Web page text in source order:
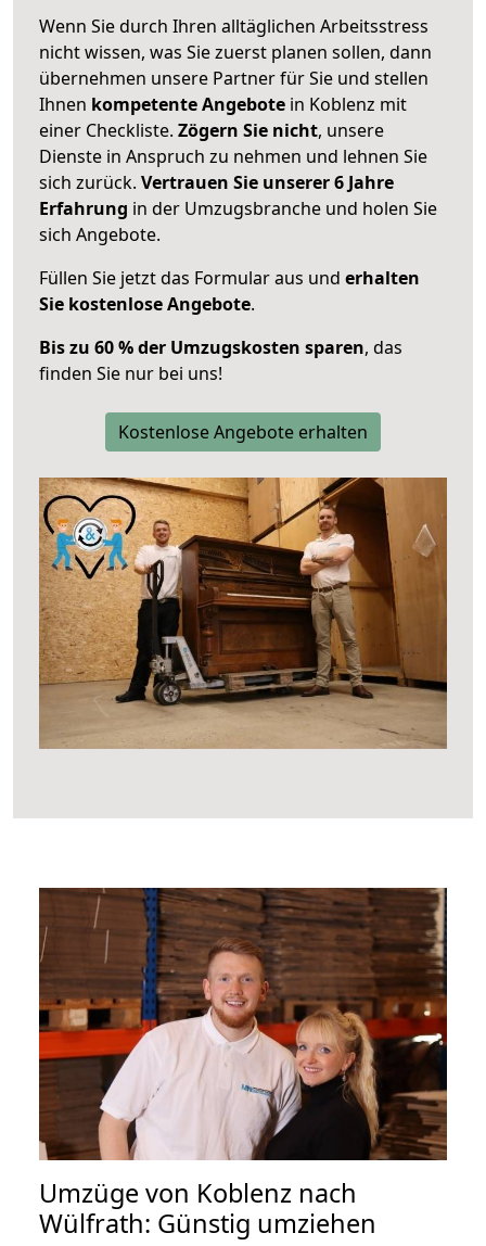
Wenn Sie durch Ihren alltäglichen Arbeitsstress
nicht wissen, was Sie zuerst planen sollen, dann
übernehmen unsere Partner für Sie und stellen
Ihnen kompetente Angebote in Koblenz mit
einer Checkliste. Zögern Sie nicht, unsere
Dienste in Anspruch zu nehmen und lehnen Sie
sich zurück. Vertrauen Sie unserer 6 Jahre
Erfahrung in der Umzugsbranche und holen Sie
sich Angebote.
Füllen Sie jetzt das Formular aus und erhalten
Sie kostenlose Angebote.
Bis zu 60 % der Umzugskosten sparen, das
finden Sie nur bei uns!
Kostenlose Angebote erhalten
Umzüge von Koblenz nach
Wülfrath: Günstig umziehen